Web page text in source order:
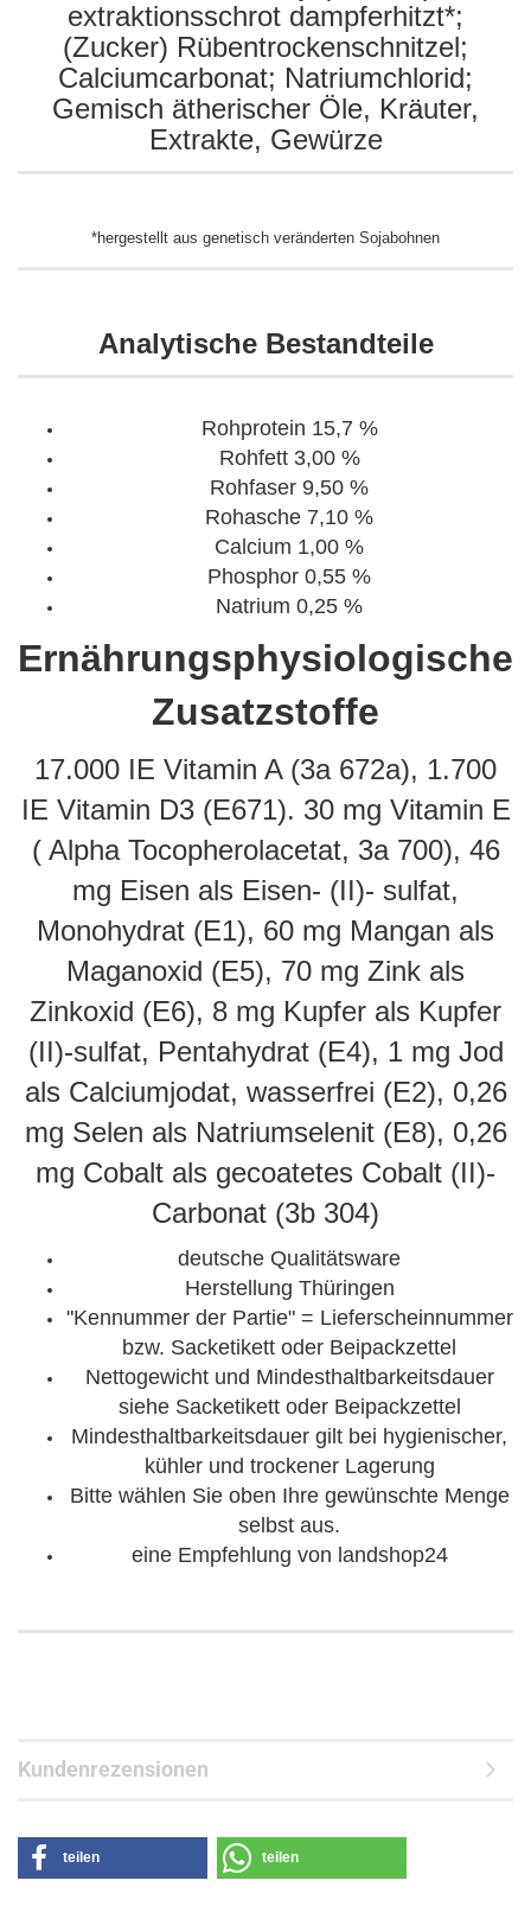
extraktionsschrot dampferhitzt*;
(Zucker) Rübentrockenschnitzel;
Calciumcarbonat; Natriumchlorid;
Gemisch ätherischer Öle, Kräuter,
Extrakte, Gewürze
*hergestellt aus genetisch veränderten Sojabohnen
Analytische Bestandteile
Rohprotein 15,7 %
Rohfett 3,00 %
Rohfaser 9,50 %
Rohasche 7,10 %
Calcium 1,00 %
Phosphor 0,55 %
Natrium 0,25 %
Ernährungsphysiologische
Zusatzstoffe
17.000 IE Vitamin A (3a 672a), 1.700
IE Vitamin D3 (E671). 30 mg Vitamin E
( Alpha Tocopherolacetat, 3a 700), 46
mg Eisen als Eisen- (II)- sulfat,
Monohydrat (E1), 60 mg Mangan als
Maganoxid (E5), 70 mg Zink als
Zinkoxid (E6), 8 mg Kupfer als Kupfer
(II)-sulfat, Pentahydrat (E4), 1 mg Jod
als Calciumjodat, wasserfrei (E2), 0,26
mg Selen als Natriumselenit (E8), 0,26
mg Cobalt als gecoatetes Cobalt (II)-
Carbonat (3b 304)
deutsche Qualitätsware
Herstellung Thüringen
"Kennummer der Partie" = Lieferscheinnummer
bzw. Sacketikett oder Beipackzettel
Nettogewicht und Mindesthaltbarkeitsdauer
siehe Sacketikett oder Beipackzettel
Mindesthaltbarkeitsdauer gilt bei hygienischer,
kühler und trockener Lagerung
Bitte wählen Sie oben Ihre gewünschte Menge
selbst aus.
eine Empfehlung von landshop24
Kundenrezensionen
teilen teilen